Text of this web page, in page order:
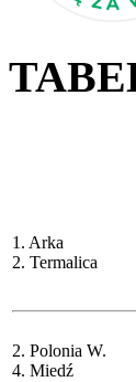
1. Arka
2. Termalica
2. Polonia W.
4. Miedź